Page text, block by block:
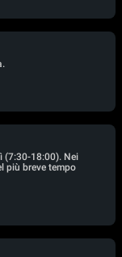
(7:30-18:00). Nei
più breve tempo